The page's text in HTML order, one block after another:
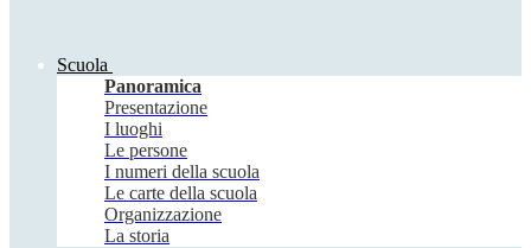
Scuola
Panoramica
Presentazione
I luoghi
Le persone
I numeri della scuola
Le carte della scuola
Organizzazione
La storia